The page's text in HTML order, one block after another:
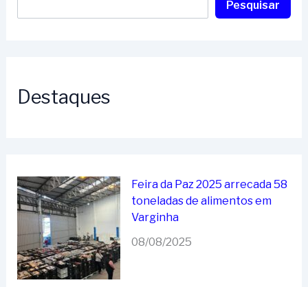
Pesquisar
Destaques
Feira da Paz 2025 arrecada 58
toneladas de alimentos em
Varginha
08/08/2025